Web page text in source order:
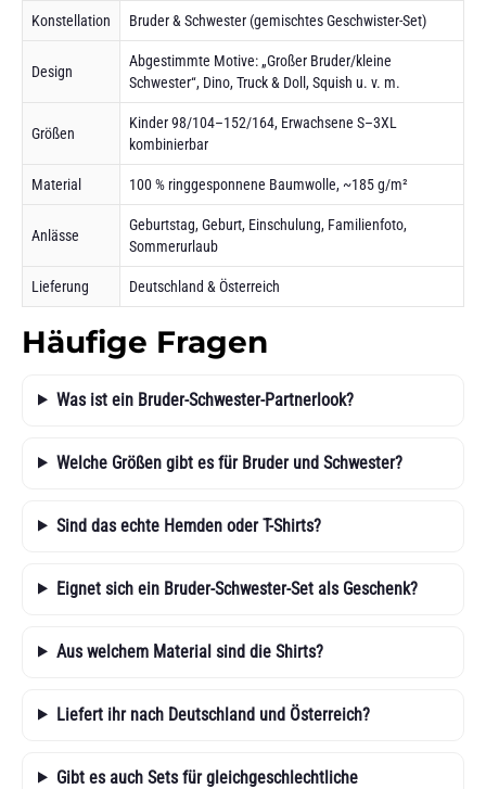
Konstellation Bruder & Schwester (gemischtes Geschwister-Set)
Design
Abgestimmte Motive: „Großer Bruder/kleine
Schwester“, Dino, Truck & Doll, Squish u. v. m.
Größen
Kinder 98/104–152/164, Erwachsene S–3XL
kombinierbar
Material 100 % ringgesponnene Baumwolle, ~185 g/m²
Anlässe
Geburtstag, Geburt, Einschulung, Familienfoto,
Sommerurlaub
Lieferung Deutschland & Österreich
Häufige Fragen
Was ist ein Bruder-Schwester-Partnerlook?
Welche Größen gibt es für Bruder und Schwester?
Sind das echte Hemden oder T-Shirts?
Eignet sich ein Bruder-Schwester-Set als Geschenk?
Aus welchem Material sind die Shirts?
Liefert ihr nach Deutschland und Österreich?
Gibt es auch Sets für gleichgeschlechtliche